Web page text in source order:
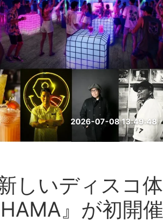
2026-07-08 13:49:48
しいディスコ体
』が初開催